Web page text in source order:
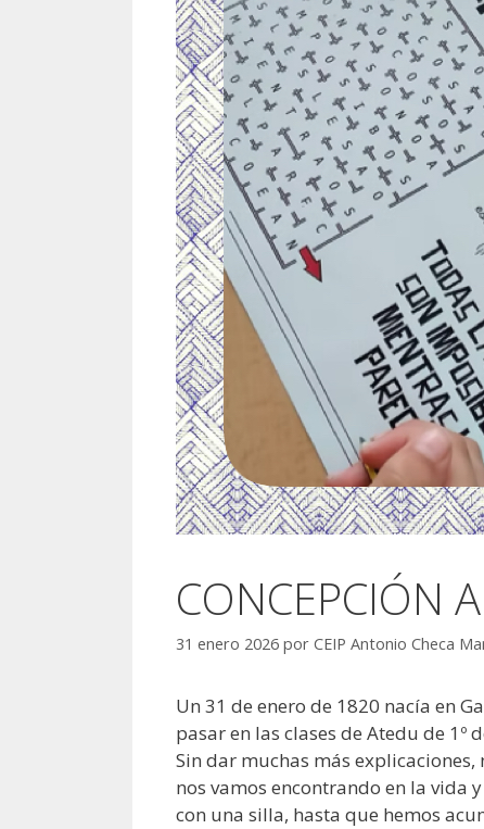
CONCEPCIÓN
31 enero 2026 por CEIP Antonio Checa
Un 31 de enero de 1820 nacía en
pasar en las clases de Atedu de 1º
Sin dar muchas más
nos vamos encontrando en la vida
con una silla, hasta que hemos